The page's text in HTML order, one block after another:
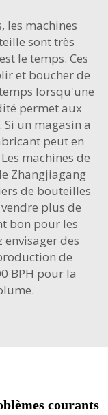
les machines
sont très
le temps. Ces
et boucher de
lorsqu'une
permet aux
un magasin a
peut en
machines de
Zhangjiagang
de bouteilles
plus de
bon pour les
des
de
BPH pour la
courants